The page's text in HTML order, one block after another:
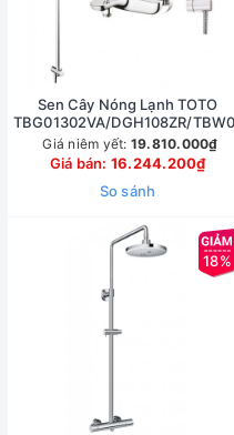
Sen Cây Nóng Lạnh TOTO
TBG01302VA/DGH108ZR/
Giá niêm yết: 19.810.000₫
Giá bán: 16.244.200₫
So sánh
18%